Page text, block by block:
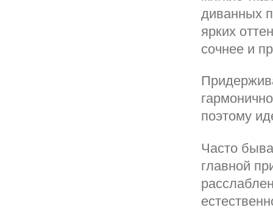
диванных
ярких
сочнее и
поэтому
Часто
главной